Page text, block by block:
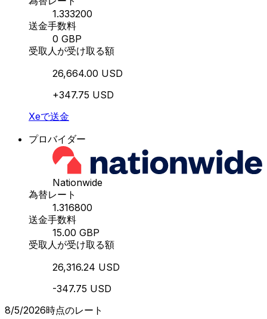
1.333200
送金手数料
0 GBP
受取人が受け取る額
26,664.00 USD
+347.75 USD
Xeで送金
プロバイダー
Nationwide
為替レート
1.316800
送金手数料
15.00 GBP
受取人が受け取る額
26,316.24 USD
-347.75 USD
8/5/2026時点のレート